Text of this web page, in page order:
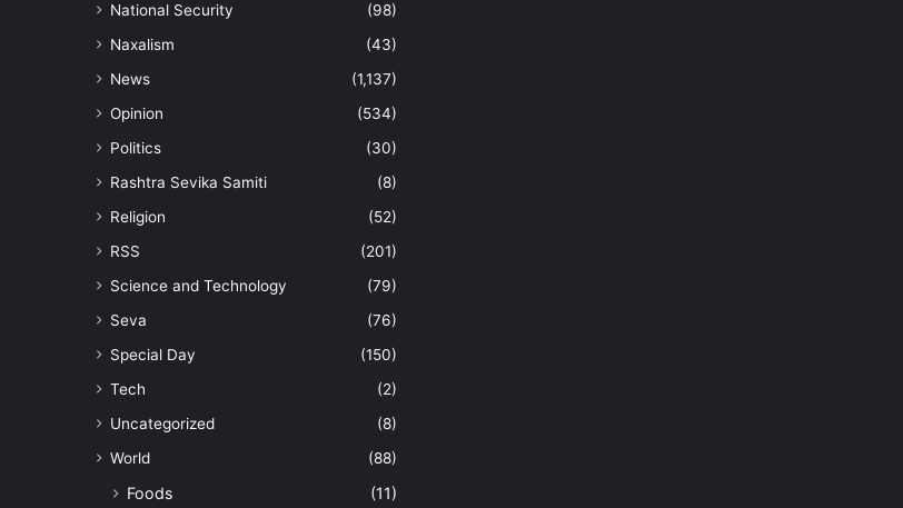
National Security
(98)
Naxalism
(43)
News
(1,137)
Opinion
(534)
Politics
(30)
Rashtra Sevika Samiti
(8)
Religion
(52)
RSS
(201)
Science and Technology
(79)
Seva
(76)
Special Day
(150)
Tech
(2)
Uncategorized
(8)
World
(88)
Foods (11)